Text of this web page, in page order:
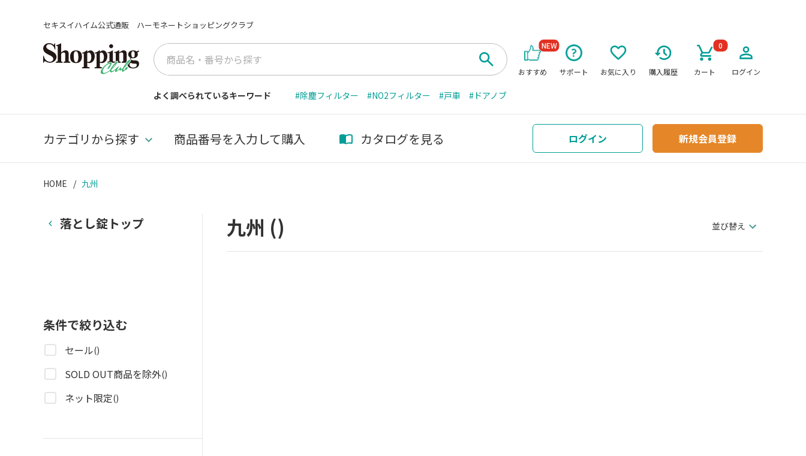
セキスイハイム公式通販 ハーモネートショッピングクラブ
おすすめ
NEW
サポート お気に入り 購入履歴 カート
0
ログイン
よく調べられているキーワード #除塵フィルター #NO2フィルター #戸車 #ドアノブ
カテゴリから探す 商品番号を入力して購入 カタログを見る ログイン 新規会員登録
HOME 九州
九州 () 並び替え
落とし錠トップ
条件で絞り込む
セール()
SOLD OUT商品を除外()
ネット限定()